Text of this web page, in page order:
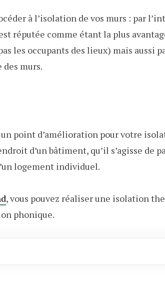
à l’isolation de vos murs : par
réputée comme étant la plus
les occupants des lieux) mais aussi
murs.
point d’amélioration pour votre
d’un bâtiment, qu’il s’agisse de
logement individuel.
, vous pouvez réaliser une isolation
phonique.